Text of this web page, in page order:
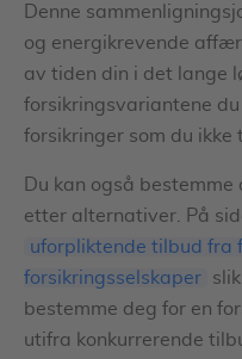
Denne
og energikrevende
av tiden din i det lange
forsikringsvariantene
forsikringer som du ikke
Du kan også
etter alternativer. På
uforpliktende tilbud fra
forsikringsselskaper
bestemme deg for en
utifra konkurrerende